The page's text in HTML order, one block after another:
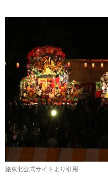
旅東北公式サイトより引用